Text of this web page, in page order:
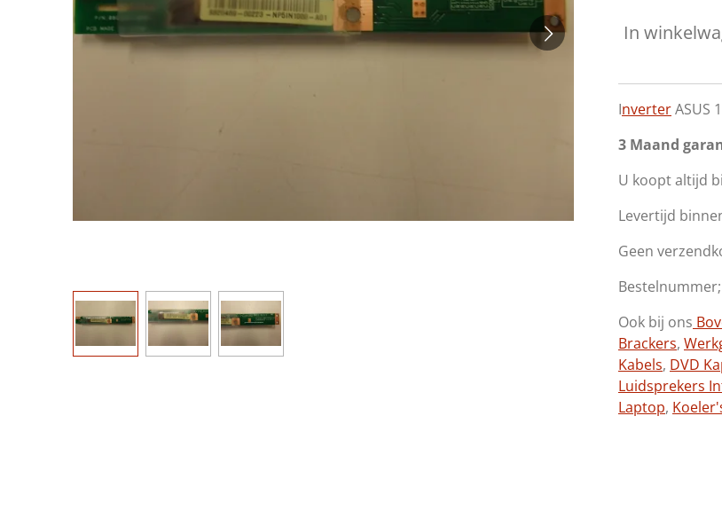
In
InverterASUS
3 Maand
U koopt altijd
Levertijd
Geen
Ook bij ons
Brackers,
Kabels, DVD
Luidsprekers
Laptop,